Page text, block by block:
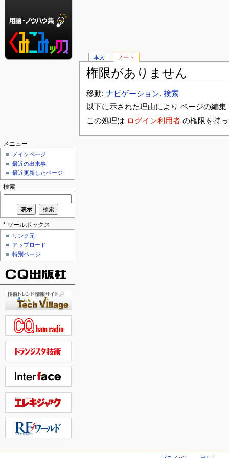
権限がありません
移動: ナビゲーション, 検索
以下に示された理由により ページの編
この処理は ログイン利用者の権限を持
本文 ノート
メニュー
メインページ
最近の出来事
最近更新したページ
検索
* ツールボックス
リンク元
アップロード
特別ページ